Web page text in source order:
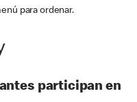
para ordenar.
participan en